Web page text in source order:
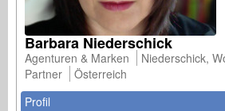
Barbara Niederschick
Agenturen & Marken
Niederschick,
Partner
Österreich
Profil